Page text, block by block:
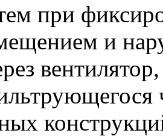
при
и